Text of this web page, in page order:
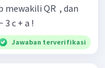
mewakili QR ​ , dan
c + a !
Jawaban terverifikasi